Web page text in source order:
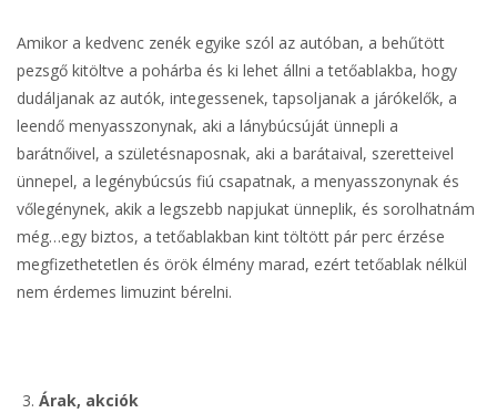
Amikor a kedvenc zenék egyike szól az autóban, a behűtött
pezsgő kitöltve a pohárba és ki lehet állni a tetőablakba, hogy
dudáljanak az autók, integessenek, tapsoljanak a járókelők, a
leendő menyasszonynak, aki a lánybúcsúját ünnepli a
barátnőivel, a születésnaposnak, aki a barátaival, szeretteivel
ünnepel, a legénybúcsús fiú csapatnak, a menyasszonynak és
vőlegénynek, akik a legszebb napjukat ünneplik, és sorolhatnám
még…egy biztos, a tetőablakban kint töltött pár perc érzése
megfizethetetlen és örök élmény marad, ezért tetőablak nélkül
nem érdemes limuzint bérelni.
Árak, akciók